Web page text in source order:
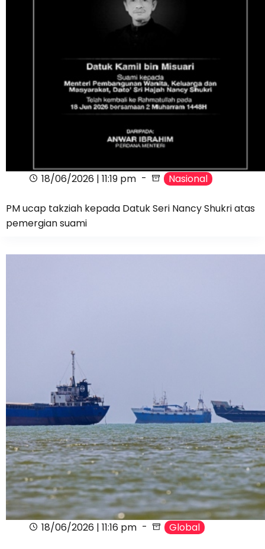
18/06/2026 | 11:19 pm Nasional
PM ucap takziah kepada Datuk Seri Nancy Shukri atas
pemergian suami
18/06/2026 | 11:16 pm Global